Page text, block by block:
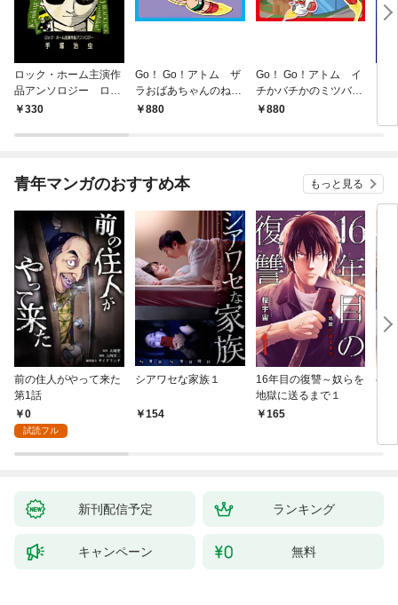
ロック・ホーム主演作
品アンソロジー ロッ
ク祭（フェスティバ
330
Go！ Go！アトム ザ
ラおばあちゃんのねが
い880
Go！ Go！アトム イ
チかバチかのミツバチ
ミッション
880
青年マンガのおすすめ本 もっと見る
前の住人がやって来た
第1話
0
試読フル
シアワセな家族１
154
16年目の復讐～奴らを
地獄に送るまで１
165
ベ
新刊配信予定 ランキング
キャンペーン 無料